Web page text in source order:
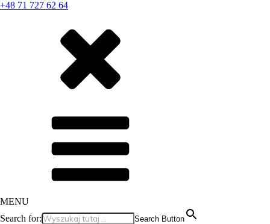
+48 71 727 62 64
MENU
Search for:
Search Button